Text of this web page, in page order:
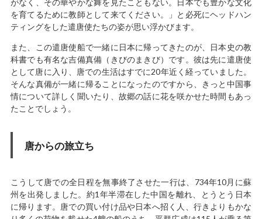
を育てるために教師として来てください。」と必死にヘッドハン
ティングをした遣唐使たちの姿が思い浮かびます。
また、この遣唐使船で一緒に日本に帰ってきたのが、日本史の教
科書でも有名な吉備真備（きびのまきび）です。彼は先に遣唐使
として唐に入り、唐での生活はすでに20年近く経っていました。
そんな真備が一緒に帰ることになったのですから、きっと中国事
情について詳しく聞いたり、故郷の話に花を咲かせた時間もあっ
たことでしょう。
唐からの旅立ち
こうして唐での全日程を無事終了させた一行は、734年10月に蘇
州を出発しました。約1年半滞在した中国を離れ、とうとう日本
に帰ります。唐での買い付け品や日本へ招く人、行きよりもかな